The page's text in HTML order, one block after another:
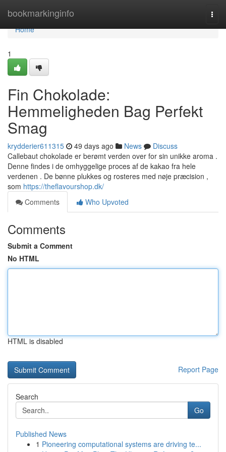
bookmarkinginfo
Home
Home
1
Fin Chokolade:
Hemmeligheden Bag Perfekt
Smag
krydderier611315 49 days ago News
Discuss
Callebaut chokolade er berømt verden over for sin unikke aroma .
Denne findes i de omhyggelige proces af de kakao fra hele
verdenen . De bønne plukkes og rosteres med nøje præcision ,
som https://theflavourshop.dk/
Comments
Who Upvoted
Comments
Submit a Comment
No HTML
HTML is disabled
Report Page
Search
Go
Published News
1 Pioneering computational systems are driving te...